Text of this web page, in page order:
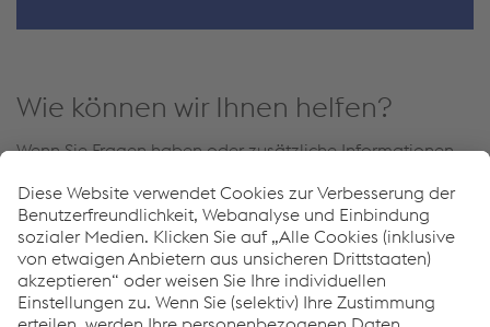
Wie können wir Ihnen helfen?
Wenn Sie Fragen haben oder zusätzliche Informationen
wenden.
Wir helfen Ihnen gerne weiter!
KONTAKTIEREN SIE UNS